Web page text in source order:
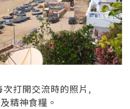
打開交流時的照片,
精神食糧。